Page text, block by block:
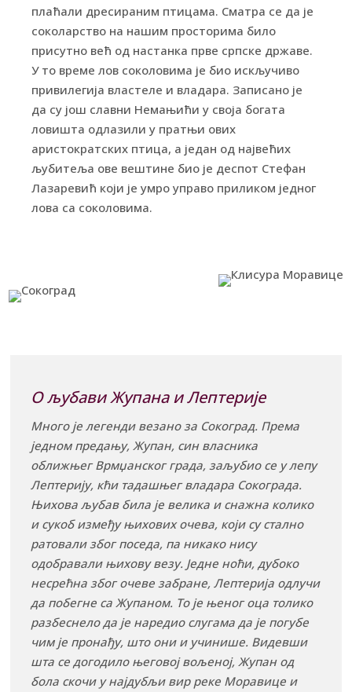
плаћали дресираним птицама. Сматра се да је
соколарство на нашим просторима било
присутно већ од настанка прве српске државе.
У то време лов соколовима је био искључиво
привилегија властеле и владара. Записано је
да су још славни Немањићи у своја богата
ловишта одлазили у пратњи ових
аристократских птица, а један од највећих
љубитеља ове вештине био је деспот Стефан
Лазаревић који је умро управо приликом једног
лова са соколовима.
О љубави Жупана и Лептерије
Много је легенди везано за Сокоград. Према
једном предању, Жупан, син власника
оближњег Врмџанског града, заљубио се у лепу
Лептерију, кћи тадашњег владара Сокограда.
Њихова љубав била је велика и снажна колико
и сукоб између њихових очева, који су стално
ратовали због поседа, па никако нису
одобравали њихову везу. Једне ноћи, дубоко
несрећна због очеве забране, Лептерија одлучи
да побегне са Жупаном. То је њеног оца толико
разбеснело да је наредио слугама да је погубе
чим је пронађу, што они и учинише. Видевши
шта се догодило његовој вољеној, Жупан од
бола скочи у најдубљи вир реке Моравице и